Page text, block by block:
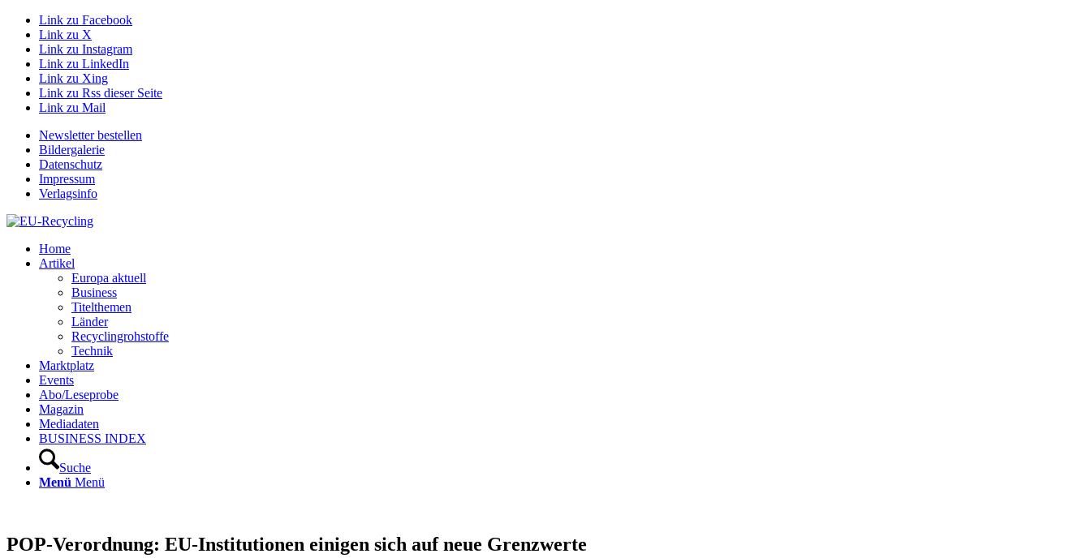
Link zu Facebook
Link zu X
Link zu Instagram
Link zu LinkedIn
Link zu Xing
Link zu Rss dieser Seite
Link zu Mail
Newsletter bestellen
Bildergalerie
Datenschutz
Impressum
Verlagsinfo
Home
Artikel
Europa aktuell
Business
Titelthemen
Länder
Recyclingrohstoffe
Technik
Marktplatz
Events
Abo/Leseprobe
Magazin
Mediadaten
BUSINESS INDEX
Suche
Menü Menü
POP-Verordnung: EU-Institutionen einigen sich auf neue Grenzwerte